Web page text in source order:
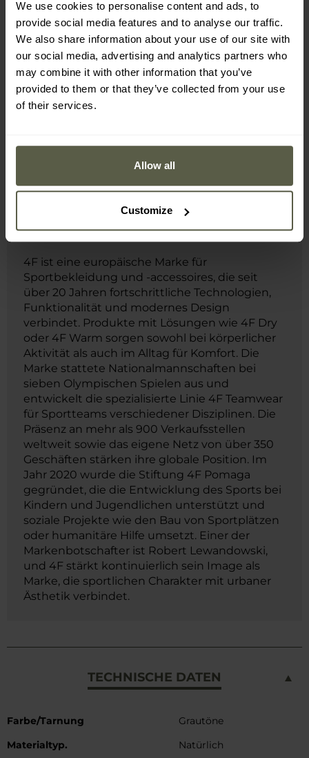
We use cookies to personalise content and ads, to
provide social media features and to analyse our traffic.
We also share information about your use of our site with
our social media, advertising and analytics partners who
may combine it with other information that you’ve
provided to them or that they’ve collected from your use
of their services.
Allow all
Customize
gebogener Schirm
Herstellerlogo auf der Vorderseite
Herstellerinformation und Sicherheit
MILITARY ist Premium-Händler der Marke
4F.
4F ist eine europäische Marke für
Sportbekleidung und -accessoires, die seit
über 20 Jahren fortschrittliche Technologien,
Funktionalität und modernes Design
verbindet. Produkte mit Lösungen wie 4F Dry
oder 4F Warm sorgen sowohl bei körperlicher
Aktivität als auch im Alltag für Komfort. Die
Marke stattete Nationalmannschaften bei
sieben Olympischen Spielen aus und
entwickelt die spezialisierte Linie 4F Teamwear
für Sportteams verschiedener Disziplinen. Die
Präsenz an mehr als 900 Verkaufsstellen
weltweit sowie das eigene Netz von über 350
Geschäften stärken ihre globale Position. Im
Jahr 2020 wurde die Stiftung 4F Pomaga
gegründet, die die Entwicklung des Sports bei
Kindern und Jugendlichen unterstützt und
soziale Projekte wie den Bau von Sportplätzen
oder humanitäre Hilfe umsetzt. Einer der
Markenbotschafter ist Robert Lewandowski,
und 4F stärkt kontinuierlich sein Image als
Marke, die sportlichen Charakter mit urbaner
Ästhetik verbindet.
TECHNISCHE DATEN
Weitere
Farbe/Tarnung
Grautöne
Materialtyp.
Natürlich